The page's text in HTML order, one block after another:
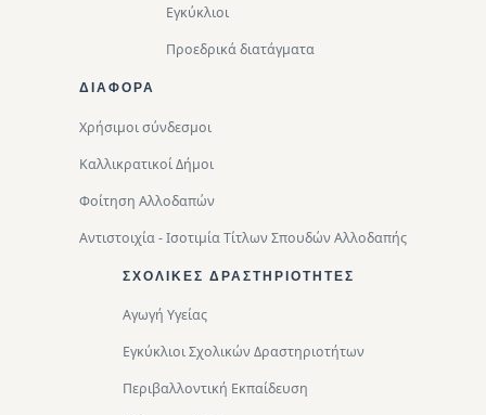
Εγκύκλιοι
Προεδρικά διατάγματα
ΔΙΑΦΟΡΑ
Χρήσιμοι σύνδεσμοι
Καλλικρατικοί Δήμοι
Φοίτηση Αλλοδαπών
Αντιστοιχία - Ισοτιμία Τίτλων Σπουδών Αλλοδαπής
ΣΧΟΛΙΚΈΣ ΔΡΑΣΤΗΡΙΌΤΗΤΕΣ
Αγωγή Υγείας
Εγκύκλιοι Σχολικών Δραστηριοτήτων
Περιβαλλοντική Eκπαίδευση